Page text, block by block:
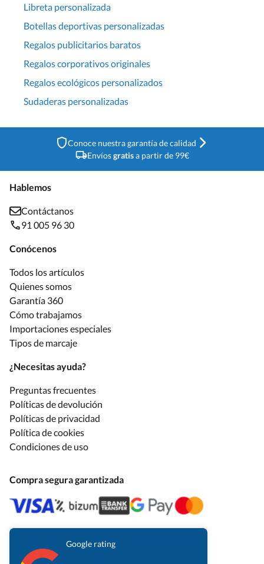
Libreta personalizada
Botellas deportivas personalizadas
Regalos publicitarios baratos
Regalos corporativos originales
Regalos ecológicos personalizados
Sudaderas personalizadas
Conoce nuestra garantía de calidad
Envíosgratisa partir de 99€
Hablemos
Contáctanos
91 005 96 30
Conócenos
Todos los artículos
Quienes somos
Garantía 360
Cómo trabajamos
Importaciones especiales
Tipos de marcaje
¿Necesitas ayuda?
Preguntas frecuentes
Políticas de devolución
Políticas de privacidad
Política de cookies
Condiciones de uso
Compra segura garantizada
Google rating